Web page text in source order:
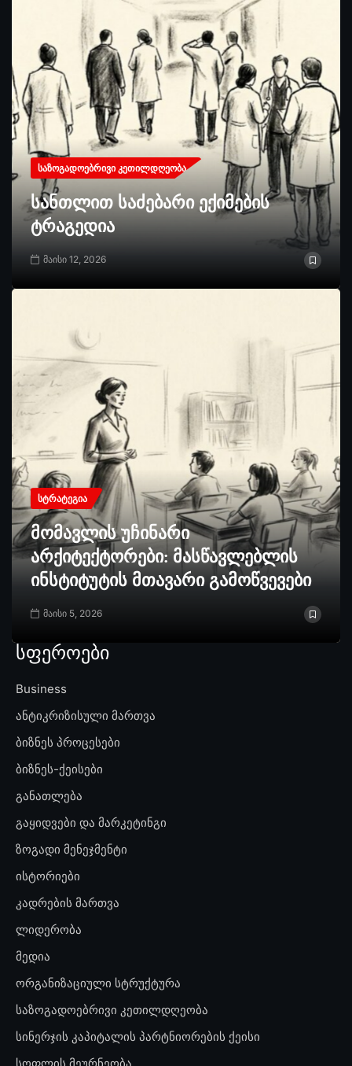
ᲡᲐᲖᲝᲒᲐᲓᲝᲔᲑᲠᲘᲕᲘ ᲙᲔᲗᲘᲚᲓᲦᲔᲝᲑᲐ
სანთლით საძებარი ექიმების
ტრაგედია
მაისი 12, 2026
ᲡᲢᲠᲐᲢᲔᲒᲘᲐ
მომავლის უჩინარი
არქიტექტორები: მასწავლებლის
ინსტიტუტის მთავარი გამოწვევები
მაისი 5, 2026
სფეროები
Business
ანტიკრიზისული მართვა
ბიზნეს პროცესები
ბიზნეს-ქეისები
განათლება
გაყიდვები და მარკეტინგი
ზოგადი მენეჯმენტი
ისტორიები
კადრების მართვა
ლიდერობა
მედია
ორგანიზაციული სტრუქტურა
საზოგადოებრივი კეთილდღეობა
სინერჯის კაპიტალის პარტნიორების ქეისი